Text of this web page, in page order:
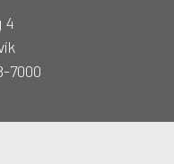
4
7000